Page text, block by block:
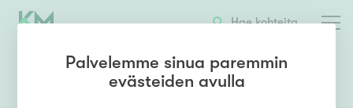
Hae kohteita
0505151801 OTA YHTEYTTÄ
Palvelemme sinua paremmin
evästeiden avulla